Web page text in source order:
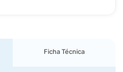
Ficha Técnica